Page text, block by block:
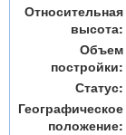
Относительная
высота:
Объем
постройки:
Статус:
Географическое
положение: